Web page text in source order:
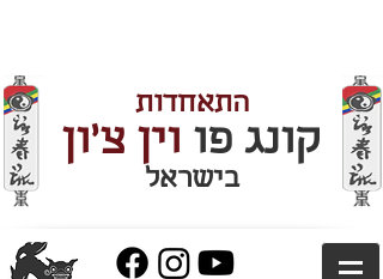
התאחדות
קונג פו וין צ'ון
בישראל